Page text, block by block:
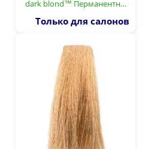
dark blond™ Перманентн…
Только для салонов